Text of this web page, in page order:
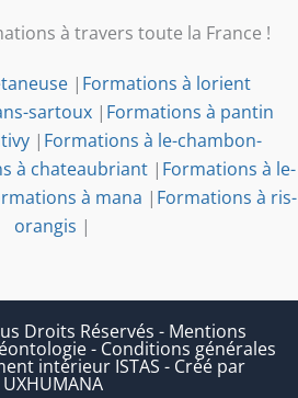
à travers toute la France !
| Formations à lorient
sartoux | Formations à pantin
| Formations à le-chambon-
à chateaubriant| Formations à le-
à mana | Formations à ris-
orangis |
Droits Réservés - Mentions
- Conditions générales
intérieur ISTAS - Créé par
UXHUMANA